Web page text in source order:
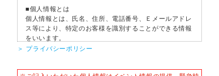
■個人情報とは
個人情報とは、氏名、住所、電話番号、Ｅメールアドレ
ス等により、特定のお客様を識別することができる情報
をいいます。
＞ プライバシーポリシー